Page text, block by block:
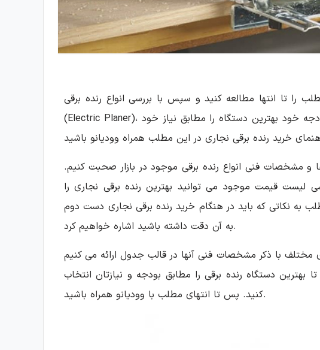
را تا انتها مطالعه کنید و سپس با بررسی انواع رنده برقی
(Electric Planer)، ویژگی ها و مشخصات فنی آن ها و در نظر گرفتن بودجه خود بهترین دستگاه را مطابق نیاز خود
و مشخصات فنی انواع رنده برقی موجود در بازار صحبت کنیم.
لیست قیمت موجود می توانید بهترین رنده برقی نجاری را
به نکاتی که باید در هنگام خرید رنده برقی نجاری دست دوم
به آن دقت داشته باشید اشاره خواهیم کرد.
مختلف با ذکر مشخصات فنی آنها در قالب جدول ارائه می کنیم
دستگاه رنده برقی را مطابق بودجه و نیازتان انتخاب
کنید. پس تا انتهای مطلب با وودیانو همراه باشید.